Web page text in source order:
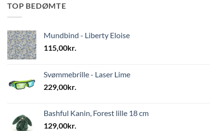
TOP BEDØMTE
Mundbind - Liberty Eloise
115,00kr.
Svømmebrille - Laser Lime
229,00kr.
Bashful Kanin, Forest lille 18 cm
129,00kr.